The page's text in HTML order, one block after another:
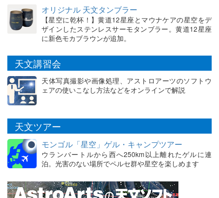
オリジナル 天文タンブラー
【星空に乾杯！】黄道12星座とマウナケアの星空をデ
ザインしたステンレスサーモタンブラー。黄道12星座
に新色モカブラウンが追加。
天文講習会
天体写真撮影や画像処理、アストロアーツのソフトウ
ェアの使いこなし方法などをオンラインで解説
天文ツアー
モンゴル「星空」ゲル・キャンプツアー
ウランバートルから西へ250km以上離れたゲルに連
泊。光害のない場所でペルセ群や星空を楽しめます